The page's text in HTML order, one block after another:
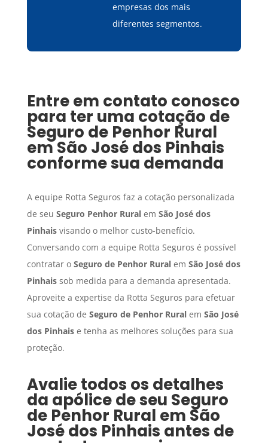
empresas dos mais
diferentes segmentos.
Entre em contato conosco
para ter uma cotação de
Seguro de Penhor Rural
emSão José dos Pinhais
conforme sua demanda
A equipe Rotta Seguros faz a cotação personalizada
de seu Seguro Penhor Ruralem São José dos
Pinhaisvisando o melhor custo-benefício.
Conversando com a equipe Rotta Seguros é possível
contratar o Seguro de Penhor Ruralem São José dos
Pinhaissob medida para a demanda apresentada.
Aproveite a expertise da Rotta Seguros para efetuar
sua cotação de Seguro de Penhor Ruralem São José
dos Pinhaise tenha as melhores soluções para sua
proteção.
Avalie todos os detalhes
da apólice de seu Seguro
de Penhor Rural em São
José dos Pinhais antes de